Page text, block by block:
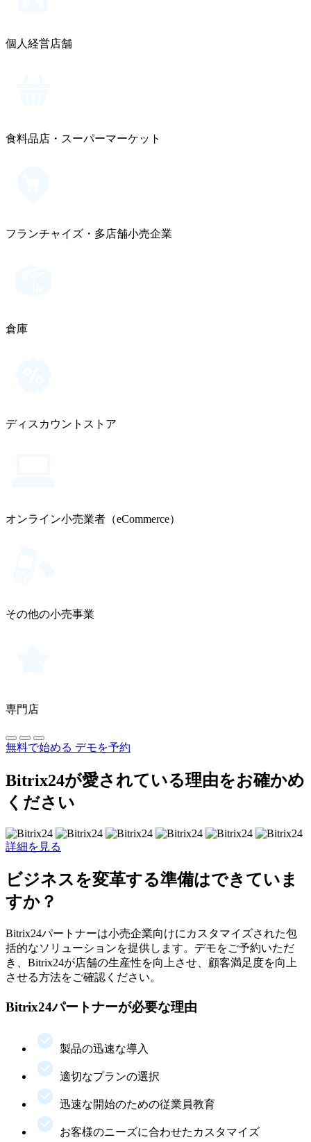
個人経営店舗
食料品店・スーパーマーケット
フランチャイズ・多店舗小売企業
倉庫
ディスカウントストア
オンライン小売業者（eCommerce）
その他の小売事業
専門店
無料で始める デモを予約
Bitrix24が愛されている理由をお確かめ
ください
詳細を見る
ビジネスを変革する準備はできていま
すか？
Bitrix24パートナーは小売企業向けにカスタマイズされた包
括的なソリューションを提供します。デモをご予約いただ
き、Bitrix24が店舗の生産性を向上させ、顧客満足度を向上
させる方法をご確認ください。
Bitrix24パートナーが必要な理由
製品の迅速な導入
適切なプランの選択
迅速な開始のための従業員教育
お客様のニーズに合わせたカスタマイズ